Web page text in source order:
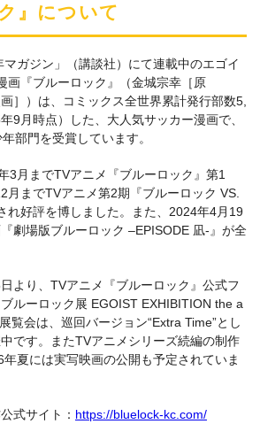
』について
ガジン」（講談社）にて連載中のエゴイ
画『ブルーロック』（金城宗幸［原
］）は、コミックス全世界累計発行部数5,
9月時点）した、大人気サッカー漫画で、
部門を受賞しています。
3月までTVアニメ『ブルーロック』第1
月までTVアニメ第2期『ブルーロック VS.
れ好評を博しました。また、2024年4月19
劇場版ブルーロック –EPISODE 凪-』が全
より、TVアニメ『ブルーロック』公式フ
ルーロック展 EGOIST EXHIBITION the a
覧会は、巡回バージョン“Extra Time”とし
です。またTVアニメシリーズ続編の制作
夏には実写映画の公開も予定されていま
式サイト： https://bluelock-kc.com/